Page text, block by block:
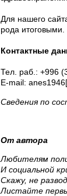
Для нашего
рода итоговыми.
Контактные
Тел. раб.: +996
E-mail:
Сведения по
От автора
Любителям
И социальной
Скажу, не
Листайте